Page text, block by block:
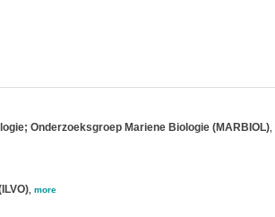
Onderzoeksgroep Mariene Biologie (MARBIOL),
, more